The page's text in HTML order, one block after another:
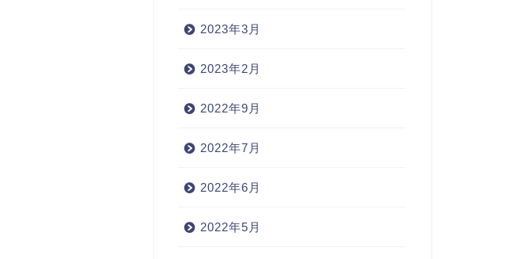
2023年3月
2023年2月
2022年9月
2022年7月
2022年6月
2022年5月